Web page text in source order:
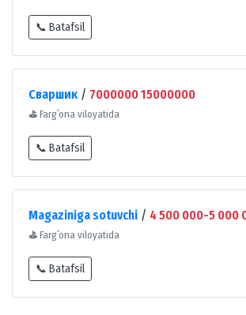
📞 Batafsil
Сваршик / 7000000 15000000
⛳ Fargʻona viloyatida
📞 Batafsil
Magaziniga sotuvchi / 4 500 000-5 000
⛳ Fargʻona viloyatida
📞 Batafsil